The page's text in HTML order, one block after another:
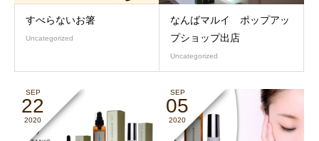
すべらないお箸
Uncategorized
なんばマルイ ポップアッ
プショップ出店
Uncategorized
SEP
22
2020
SEP
05
2020